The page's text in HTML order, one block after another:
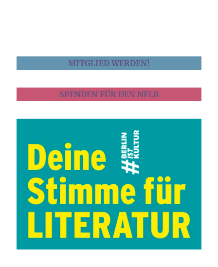
MITGLIED WERDEN!
SPENDEN FÜR DEN NFLB